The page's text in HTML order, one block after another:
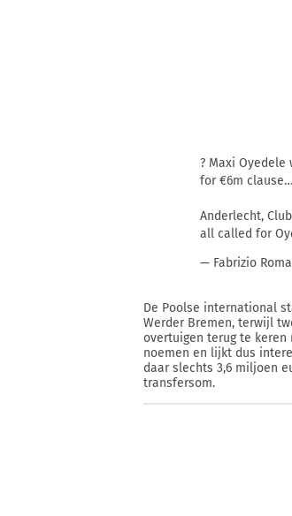
? Maxi
for €6m
Anderlecht,
all called for
— Fabrizio
De Poolse international
Werder Bremen, terwijl
overtuigen terug te keren
noemen en lijkt dus
daar slechts 3,6 miljoen
transfersom.